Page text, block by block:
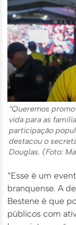
“Queremos
vida para as
participação
destacou o
Douglas. (Foto:
“Esse é um
branquense. A
Bestene é que
públicos com